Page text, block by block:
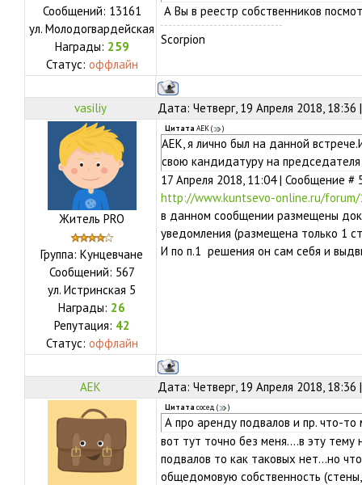
Сообщений: 13161
ул. Молодогвардейская
Награды: 259
Статус: оффлайн
А Вы в реестр собственников
Scorpion
vasiliy Дата: Четверг, 19 Апреля 2018,
Житель PRO
Группа: Кунцевчане
Сообщений: 567
ул. Истринская 5
Награды: 26
Репутация: 42
Статус: оффлайн
Цитата АЕК( )
АЕК, я лично был на данной
свою кандидатуру на
17 Апреля 2018, 11:04 | Сообщение #
http://www.kuntsevo-online.ru/
в данном сообщении размещены
уведомления (размещена только 1
И по п.1 решения он сам себя и
АЕК Дата: Четверг, 19 Апреля 2018,
Цитата сосед ( )
А про аренду подвалов и пр. что-то
вот тут точно без меня....в эту
подвалов то как таковых нет...но
общедомовую собственность